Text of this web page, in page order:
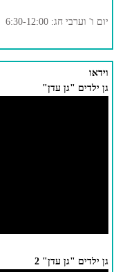
יום ו' וערבי חג: 6:30-12:00
וידאו
גן ילדים "גן עדן"
גן ילדים "גן עדן" 2